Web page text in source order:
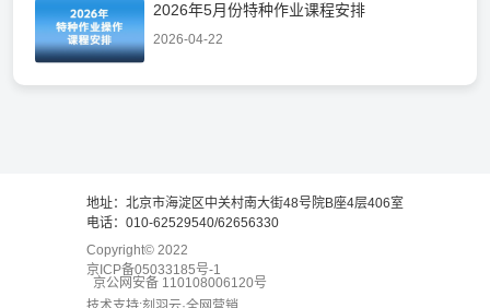
2026年5月份特种作业课程安排
2026-04-22
地址：北京市海淀区中关村南大街48号院B座4层406室
电话：010-62529540/62656330
Copyright© 2022
京ICP备05033185号-1
京公网安备 110108006120号